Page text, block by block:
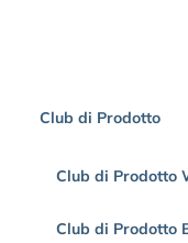
Club di Prodotto
Club di Prodotto
Club di Prodotto